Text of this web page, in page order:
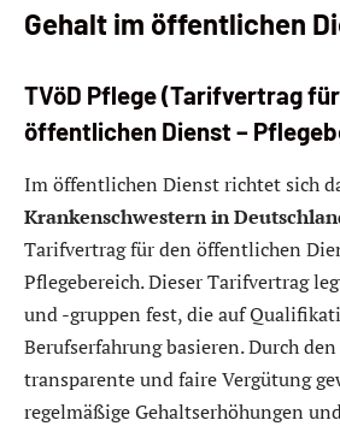
Gehalt im öffentlichen
TVöD Pflege (Tarifvertrag
öffentlichen Dienst –
Im öffentlichen Dienst richtet sich
Krankenschwestern in
Tarifvertrag für den öffentlichen
Pflegebereich. Dieser Tarifvertrag
und -gruppen fest, die auf
Berufserfahrung basieren. Durch
transparente und faire Vergütung
regelmäßige Gehaltserhöhungen